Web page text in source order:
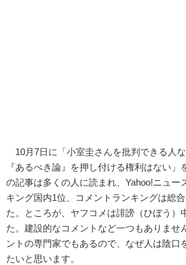
10月7日に「小室圭さんを批判できる人
『あるべき論』を押し付ける権利はない」
の記事は多くの人に読まれ、Yahoo!ニュー
キング国内1位、コメントランキングは総
た。ところが、ヤフコメは誹謗（ひぼう）
た。建設的なコメントなど一つもありませ
ントの専門家でもあるので、なぜ人は陰口
たいと思います。